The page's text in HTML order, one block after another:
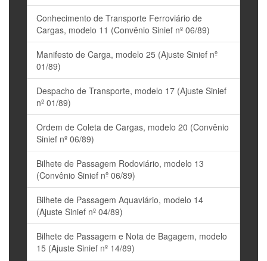
Conhecimento de Transporte Ferroviário de
Cargas, modelo 11 (Convênio Sinief nº 06/89)
Manifesto de Carga, modelo 25 (Ajuste Sinief nº
01/89)
Despacho de Transporte, modelo 17 (Ajuste Sinief
nº 01/89)
Ordem de Coleta de Cargas, modelo 20 (Convênio
Sinief nº 06/89)
Bilhete de Passagem Rodoviário, modelo 13
(Convênio Sinief nº 06/89)
Bilhete de Passagem Aquaviário, modelo 14
(Ajuste Sinief nº 04/89)
Bilhete de Passagem e Nota de Bagagem, modelo
15 (Ajuste Sinief nº 14/89)